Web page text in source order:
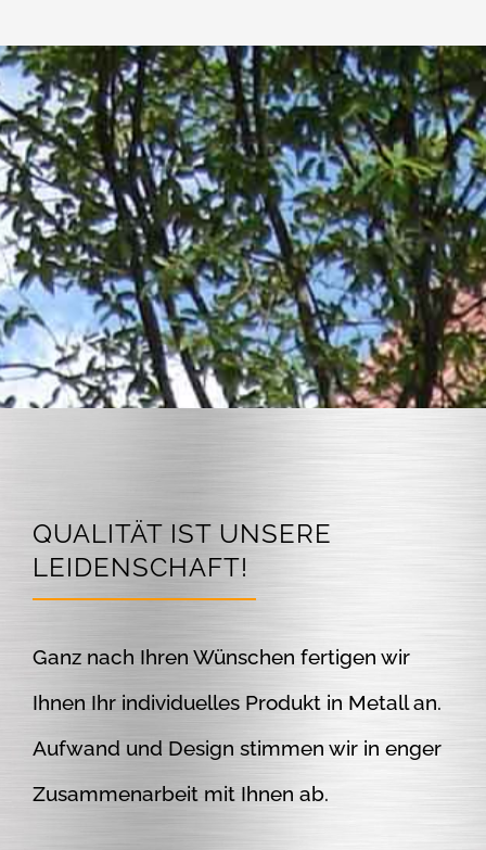
QUALITÄT IST UNSERE
LEIDENSCHAFT!
Ganz nach Ihren Wünschen fertigen wir
Ihnen Ihr individuelles Produkt in Metall an.
Aufwand und Design stimmen wir in enger
Zusammenarbeit mit Ihnen ab.